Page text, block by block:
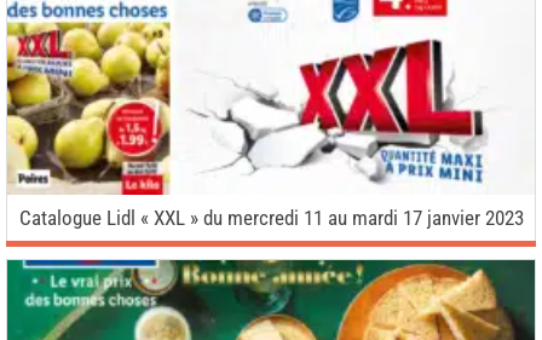
Catalogue Lidl « XXL » du mercredi 11 au mardi 17 janvier 2023